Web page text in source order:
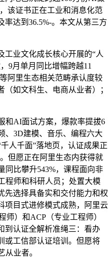
该证书正在工业和消息化范
率达到36.5%-。本文从第三方
业文化成长核心开展的“人
9月单月同比增幅跨越11
阿里生态相关范畴承认度较
如文科生、电商从业者）；
AI面试方案，爆款率提拔6
、3D建模、音乐、编程六大
人千面”落地页，认证成果正
但愿正在阿里生态内获得就
同比攀升543%，课程面向非
程师和科研人员；处置大模
先选择具备实和交付能力和权
项目式进修模式成熟，阿里云
师）和ACP（专业工程师）
到认证全解析准绳三：看办
或工信部认证培训。但愿将
从业者。